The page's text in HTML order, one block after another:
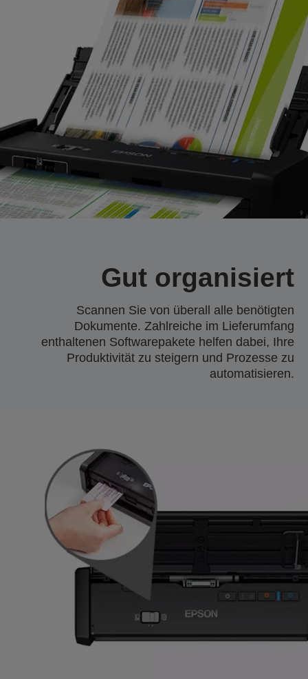
Gut organisiert
Scannen Sie von überall alle benötigten
Dokumente. Zahlreiche im Lieferumfang
enthaltenen Softwarepakete helfen dabei, Ihre
Produktivität zu steigern und Prozesse zu
automatisieren.